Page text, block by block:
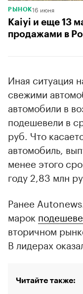
РЫНОК16 июня
Kaiyi и еще 13
продажами в
Иная ситуация
свежими
автомобили в
подешевели в
руб. Что
автомобиль,
менее этого
году 2,83 млн
Ранее
марок
вторичном
В лидерах
Читайте также: